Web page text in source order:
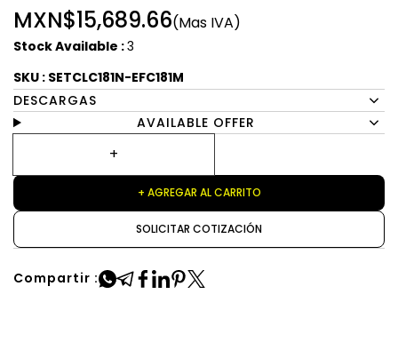
MXN$15,689.66(Mas IVA)
Stock Available :3
SKU : SETCLC181N-EFC181M
DESCARGAS
AVAILABLE OFFER
+ AGREGAR AL CARRITO
SOLICITAR COTIZACIÓN
Compartir :